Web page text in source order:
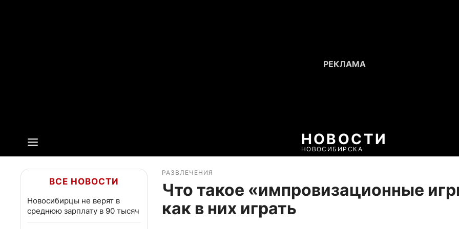
НОВОСТИ
НОВОСИБИРСКА
ВСЕ НОВОСТИ
Новосибирцы не верят в
среднюю зарплату в 90 тысяч
РАЗВЛЕЧЕНИЯ
Что такое «импровизационные
как в них играть